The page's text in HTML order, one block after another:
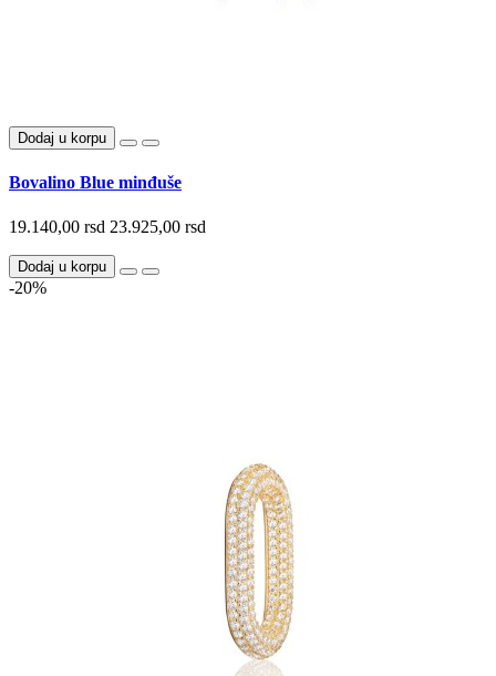
Dodaj u korpu
Bovalino Blue minđuše
19.140,00 rsd 23.925,00 rsd
Dodaj u korpu
-20%